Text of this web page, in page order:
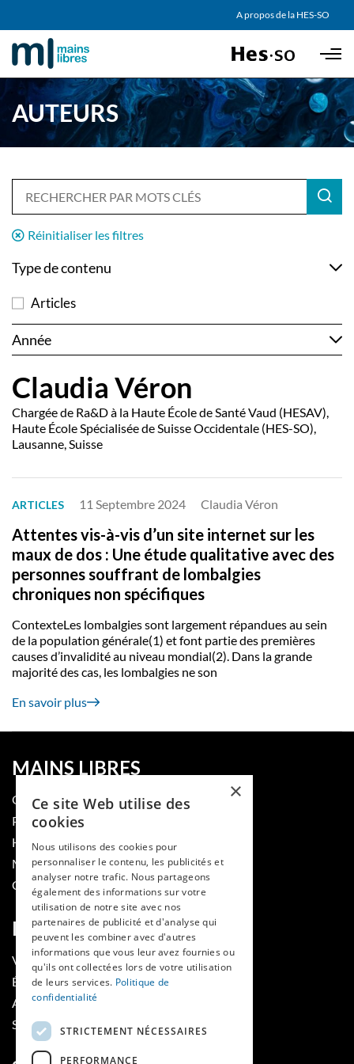
Skip to main content
A propos de la HES-SO
PARTENAIRES
AUTEURS
Réinitialiser les filtres
Type de contenu
Articles
Année
Claudia Véron
Chargée de Ra&D à la Haute École de Santé Vaud (HESAV),
Haute École Spécialisée de Suisse Occidentale (HES-SO),
Lausanne, Suisse
ARTICLES 11 Septembre 2024 Claudia Véron
Attentes vis-à-vis d’un site internet sur les
maux de dos : Une étude qualitative avec des
personnes souffrant de lombalgies
chroniques non spécifiques
ContexteLes lombalgies sont largement répandues au sein
de la population générale(1) et font partie des premières
causes d’invalidité au niveau mondial(2). Dans la grande
majorité des cas, les lombalgies ne son
En savoir plus
MAINS LIBRES
QUI SOMMES-NOUS
PUBLIER DANS LA REVUE
HES-SO
MÉDECINE ET HYGIÈNE
CONTACT
RUBRIQUES
VOIR LES NUMÉROS
ÉVÈNEMENTS MAINS LIBRES
AGENDA
SOUTIENS
×
Ce site Web utilise des
cookies
Nous utilisons des cookies pour
personnaliser le contenu, les publicités et
analyser notre trafic. Nous partageons
également des informations sur votre
utilisation de notre site avec nos
partenaires de publicité et d'analyse qui
peuvent les combiner avec d'autres
informations que vous leur avez fournies ou
qu'ils ont collectées lors de votre utilisation
de leurs services. Politique de
confidentialité
STRICTEMENT NÉCESSAIRES
PERFORMANCE